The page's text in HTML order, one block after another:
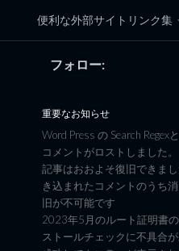
コンテンツへスキップ
便利な外部サイトリンク集
黒翼猫
フォロー:
重要なお知らせ
Word Press の Search Regex
コメントがロストしました。
記事はおおよそ復旧できまし
き込まれたコメントのうち
旧が不可能です
2023年5月のルート証明書
ストールチェックに不具合